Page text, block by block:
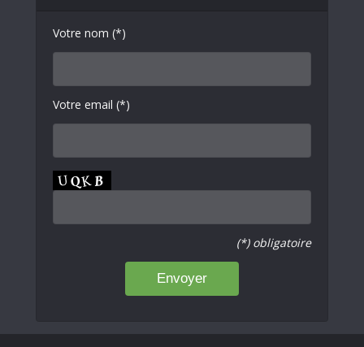
Votre nom (*)
Votre email (*)
(*) obligatoire